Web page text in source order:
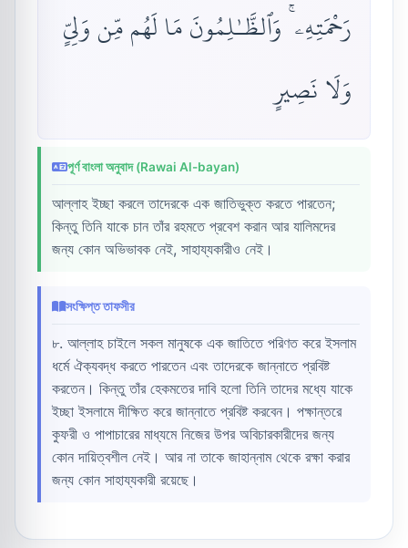
رَحْمَتِهِۦ ۚ وَٱلظَّـٰلِمُونَ مَا لَهُم مِّن وَلِىٍّ
وَلَا نَصِيرٍ
পূর্ণ বাংলা অনুবাদ (Rawai Al-bayan)
আল্লাহ ইচ্ছা করলে তাদেরকে এক জাতিভুক্ত করতে পারতেন;
কিন্তু তিনি যাকে চান তাঁর রহমতে প্রবেশ করান আর যালিমদের
জন্য কোন অভিভাবক নেই, সাহায্যকারীও নেই।
সংক্ষিপ্ত তাফসীর
৮. আল্লাহ চাইলে সকল মানুষকে এক জাতিতে পরিণত করে ইসলাম
ধর্মে ঐক্যবদ্ধ করতে পারতেন এবং তাদেরকে জান্নাতে প্রবিষ্ট
করতেন। কিন্তু তাঁর হেকমতের দাবি হলো তিনি তাদের মধ্যে যাকে
ইচ্ছা ইসলামে দীক্ষিত করে জান্নাতে প্রবিষ্ট করবেন। পক্ষান্তরে
কুফরী ও পাপাচারের মাধ্যমে নিজের উপর অবিচারকারীদের জন্য
কোন দায়িত্বশীল নেই। আর না তাকে জাহান্নাম থেকে রক্ষা করার
জন্য কোন সাহায্যকারী রয়েছে।